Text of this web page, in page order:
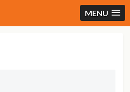
MENU